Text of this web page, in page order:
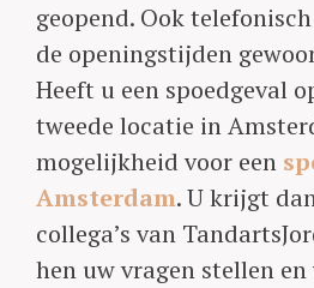
geopend. Ook
de openingstijden
Heeft u een spoedgeval
tweede locatie in
mogelijkheid voor een
Amsterdam. U krijgt
collega’s van
hen uw vragen stellen